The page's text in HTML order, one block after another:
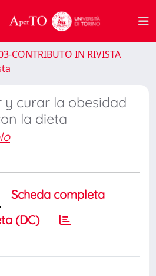
CONTRIBUTO IN RIVISTA
y curar la obesidad
la dieta
Scheda completa
(DC)